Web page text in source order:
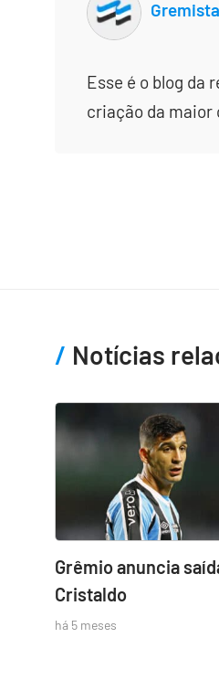
Esse é o blog da
criação da maior
Notícias
Grêmio anuncia
Cristaldo
há 5 meses